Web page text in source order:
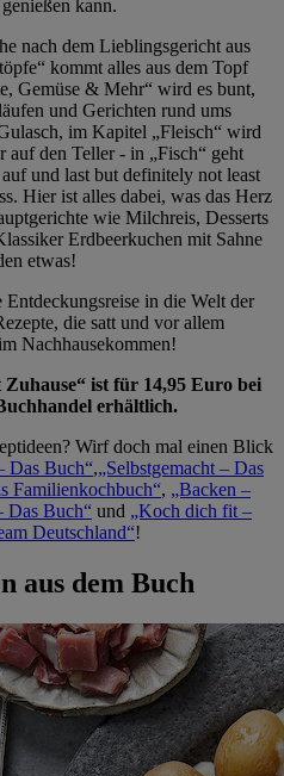
kann.
nach dem Lieblingsgericht aus
kommt alles aus dem Topf
Gemüse & Mehr“ wird es bunt,
und Gerichten rund ums
im Kapitel „Fleisch“ wird
auf den Teller - in „Fisch“ geht
und last but definitely not least
Hier ist alles dabei, was das Herz
wie Milchreis, Desserts
Erdbeerkuchen mit Sahne
etwas!
in die Welt der
die satt und vor allem
Nachhausekommen!
Zuhause“ ist für 14,95 Euro bei
erhältlich.
Wirf doch mal einen Blick
Das Buch“,„Selbstgemacht – Das
Familienkochbuch“, „Backen –
Das Buch“ und „Koch dich fit –
Deutschland“!
aus dem Buch